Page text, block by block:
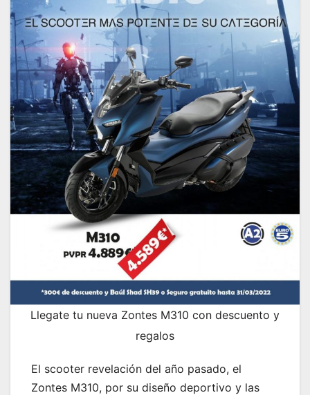
Llegate tu nueva Zontes M310 con descuento y
regalos
El scooter revelación del año pasado, el
Zontes M310, por su diseño deportivo y las